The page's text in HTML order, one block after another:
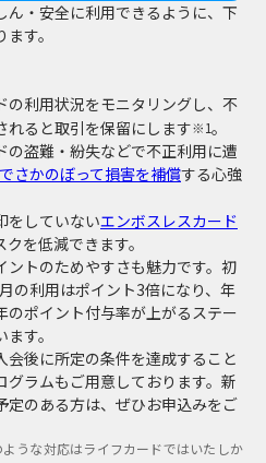
ん・安全に利用できるように、下
す。
の利用状況をモニタリングし、不
れると取引を保留にします※1。
の盗難・紛失などで不正利用に遭
さかのぼって損害を補償する心強
をしていないエンボスレスカード
を低減できます。
ントのためやすさも魅力です。初
の利用はポイント3倍になり、年
のポイント付与率が上がるステー
す。
会後に所定の条件を達成すること
ラムもご用意しております。新
定のある方は、ぜひお申込みをご
うな対応はライフカードではいたしか